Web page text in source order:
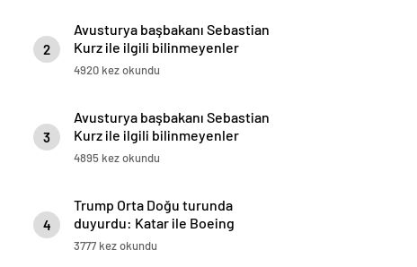
2
Avusturya başbakanı Sebastian
Kurz ile ilgili bilinmeyenler
4920 kez okundu
3
Avusturya başbakanı Sebastian
Kurz ile ilgili bilinmeyenler
4895 kez okundu
4
Trump Orta Doğu turunda
duyurdu: Katar ile Boeing
arasında 200 milyar dolarlık
3777 kez okundu